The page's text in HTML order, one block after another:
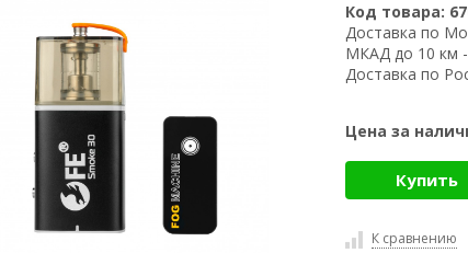
Код товара:
Доставка по
МКАД до 10 км -
Доставка по
Цена за
Купить
К сравнению